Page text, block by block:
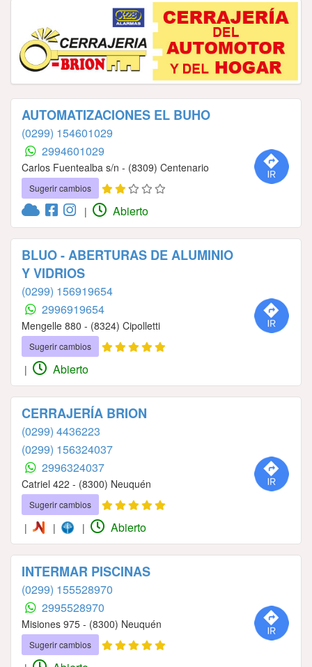
AUTOMATIZACIONES EL BUHO
(0299) 154601029
2994601029
Carlos Fuentealba s/n - (8309) Centenario
Sugerir cambios
| Abierto
BLUO - ABERTURAS DE ALUMINIO
Y VIDRIOS
(0299) 156919654
2996919654
Mengelle 880 - (8324) Cipolletti
Sugerir cambios
| Abierto
CERRAJERÍA BRION
(0299) 4436223
(0299) 156324037
2996324037
Catriel 422 - (8300) Neuquén
Sugerir cambios
| | | Abierto
INTERMAR PISCINAS
(0299) 155528970
2995528970
Misiones 975 - (8300) Neuquén
Sugerir cambios